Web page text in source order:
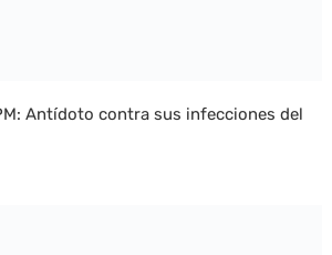
Antídoto contra sus infecciones del